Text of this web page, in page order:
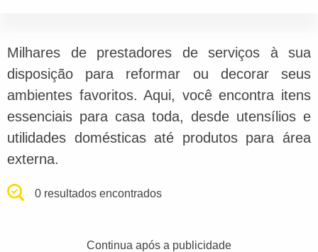
Milhares de prestadores de serviços à sua
disposição para reformar ou decorar seus
ambientes favoritos. Aqui, você encontra itens
essenciais para casa toda, desde utensílios e
utilidades domésticas até produtos para área
externa.
0 resultados encontrados
Continua após a publicidade